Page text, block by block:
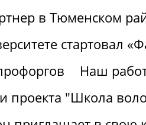
в Тюменском
стартовал
Наш
проекта "Школа